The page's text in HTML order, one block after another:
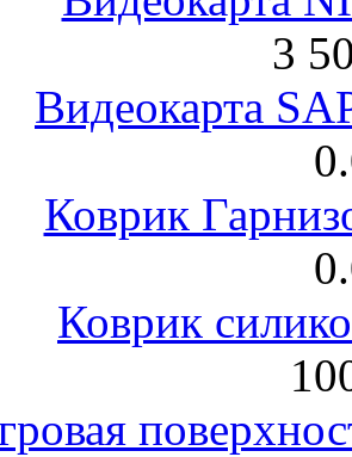
3
Видеокарта
Коврик
Коврик